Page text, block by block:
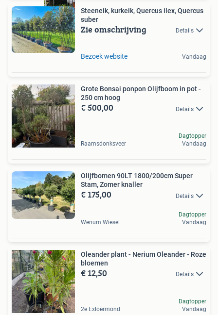
Steeneik, kurkeik, Quercus ilex, Quercus
suber
Zie omschrijving Details
Bezoek website Vandaag
Grote Bonsai ponpon Olijfboom in pot -
250 cm hoog
€ 500,00 Details
Raamsdonksveer
Dagtopper
Vandaag
Olijfbomen 90LT 1800/200cm Super
Stam, Zomer knaller
€ 175,00 Details
Wenum Wiesel
Dagtopper
Vandaag
Oleander plant - Nerium Oleander - Roze
bloemen
€ 12,50 Details
2e Exloërmond
Dagtopper
Vandaag